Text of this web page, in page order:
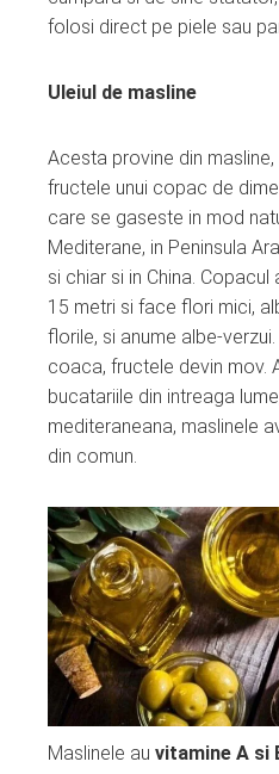
folosi direct pe piele sau
Uleiul de masline
Acesta provine din
fructele unui copac de
care se gaseste in mod
Mediterane, in Peninsula
si chiar si in China.
15 metri si face flori mici,
florile, si anume albe-
coaca, fructele devin mov.
bucatariile din intreaga
mediteraneana, maslinele
din comun.
Maslinele au vitamine A si